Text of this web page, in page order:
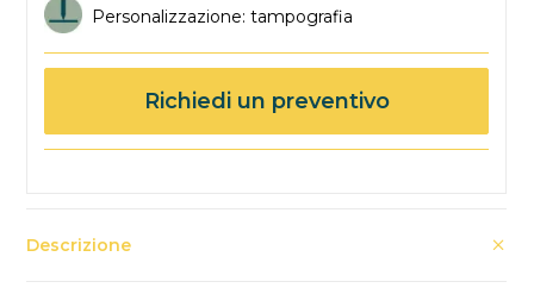
Personalizzazione: tampografia
Richiedi un preventivo
Descrizione